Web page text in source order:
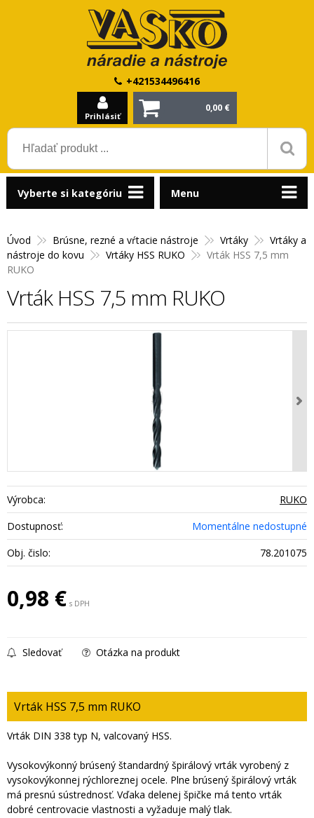
+421534496416
Prihlásiť
0,00 €
Úvod Brúsne, rezné a vŕtacie nástroje Vrtáky
Vrtáky a
nástroje do kovu
Vrtáky HSS RUKO
Vrták HSS 7,5 mm
RUKO
Vrták HSS 7,5 mm RUKO
Výrobca:
RUKO
Dostupnosť:
Momentálne nedostupné
Obj. čislo:
78.201075
0,98 € s DPH
Sledovať Otázka na produkt
Vrták HSS 7,5 mm RUKO
Vrták DIN 338 typ N, valcovaný HSS.
Vysokovýkonný brúsený štandardný špirálový vrták vyrobený z
vysokovýkonnej rýchloreznej ocele. Plne brúsený špirálový vrták
má presnú sústrednosť. Vďaka delenej špičke má tento vrták
dobré centrovacie vlastnosti a vyžaduje malý tlak.
Vyberte si kategóriu Menu